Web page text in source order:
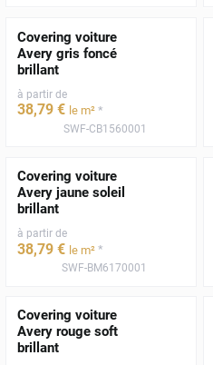
Covering voiture
Avery gris foncé
brillant
à partir de
38,79 € le m² *
SWF-CB1560001
Covering voiture
Avery jaune soleil
brillant
à partir de
38,79 € le m² *
SWF-BM6170001
Covering voiture
Avery rouge soft
brillant